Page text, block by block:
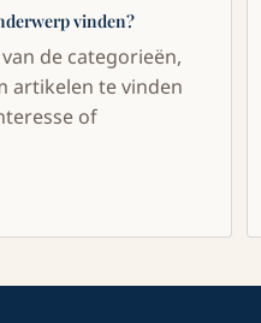
vinden?
de categorieën,
artikelen te vinden
of